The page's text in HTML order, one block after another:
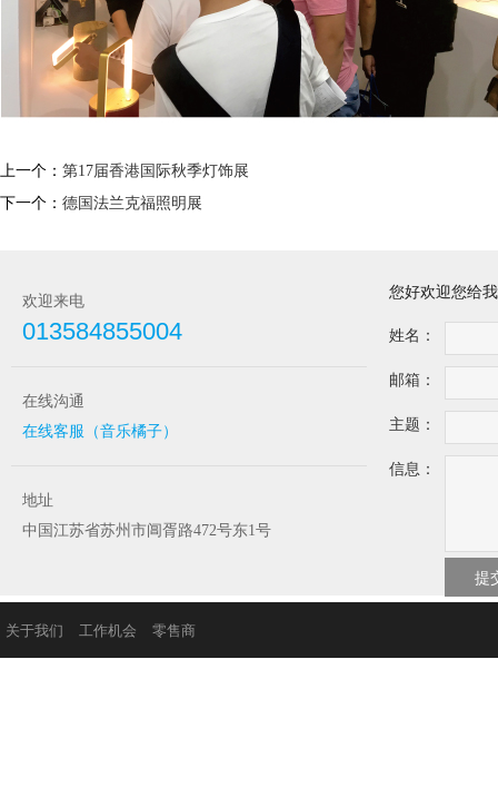
上一个： 第17届香港国际秋季灯饰展
下一个： 德国法兰克福照明展
欢迎来电
013584855004
在线沟通
在线客服（音乐橘子）
地址
中国江苏省苏州市阊胥路472号东1号
您好欢迎您给
姓名：
邮箱：
主题：
信息：
关于我们 工作机会 零售商